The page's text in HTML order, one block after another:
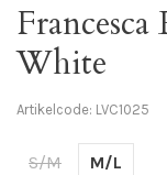
White
Artikelcode: LVC1025
S/M M/L